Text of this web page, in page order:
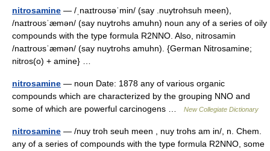
nitrosamine — /ˌnaɪtroʊsəˈmin/ (say .nuytrohsuh meen),
/naɪtroʊsˈæmən/ (say nuytrohs amuhn) noun any of a series of oily
compounds with the type formula R2NNO. Also, nitrosamin
/naɪtroʊsˈæmən/ (say nuytrohs amuhn). {German Nitrosamine;
nitros(o) + amine} …
nitrosamine — noun Date: 1878 any of various organic
compounds which are characterized by the grouping NNO and
some of which are powerful carcinogens …
New Collegiate Dictionary
nitrosamine — /nuy troh seuh meen , nuy trohs am in/, n. Chem.
any of a series of compounds with the type formula R2NNO, some